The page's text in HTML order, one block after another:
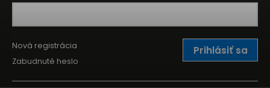
Prihlásiť sa
Nová registrácia
Zabudnuté heslo